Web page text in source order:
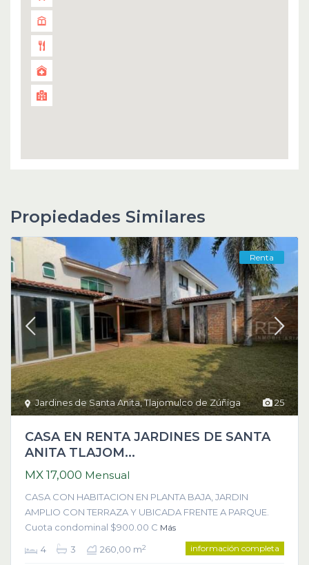
Propiedades Similares
25
Jardines de Santa Anita,Tlajomulco de Zúñiga
Renta
CASA EN RENTA JARDINES DE SANTA
ANITA TLAJOM...
MX 17,000 Mensual
CASA CON HABITACION EN PLANTA BAJA, JARDIN
AMPLIO CON TERRAZA Y UBICADA FRENTE A PARQUE.
Cuota condominal $900.00 C Más
4 3 260,00 m2 información completa